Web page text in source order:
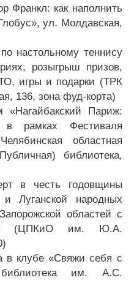
Франкл: как наполнить
ул. Молдавская,
настольному теннису
розыгрыш призов,
игры и подарки (ТРК
136, зона фуд-корта)
Париж:
в рамках Фестиваля
областная
библиотека,
в честь годовщины
и Луганской народных
областей с
(ЦПКиО им. Ю.А.
в клубе «Свяжи себя с
библиотека им. А.С.